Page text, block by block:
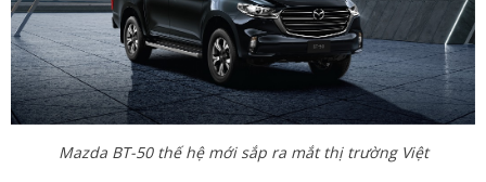
Mazda BT-50 thế hệ mới sắp ra mắt thị trường Việt